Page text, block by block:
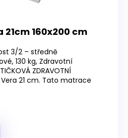
21cm 160x200 cm
3/2 – středně
130 kg, Zdravotní
ZDRAVOTNÍ
Vera 21 cm. Tato matrace